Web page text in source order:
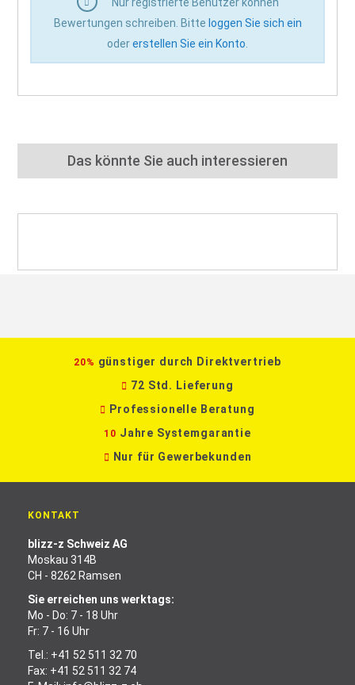
Bewertungen schreiben. Bitte loggen Sie sich ein
odererstellen Sie ein Konto
Das könnte Sie auch interessieren
20% günstiger durch Direktvertrieb
72 Std. Lieferung
Professionelle Beratung
10 Jahre Systemgarantie
Nur für Gewerbekunden
KONTAKT
blizz-z Schweiz AG
Moskau 314B
CH - 8262 Ramsen
Sie erreichen uns werktags:
Mo - Do: 7 - 18 Uhr
Fr: 7 - 16 Uhr
Tel.: +41 52 511 32 70
Fax: +41 52 511 32 74